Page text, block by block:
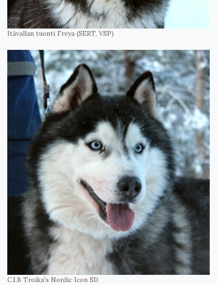
Itävallan tuonti Freya (SERT, VSP)
C.I.B Troika's Nordic Icon SD